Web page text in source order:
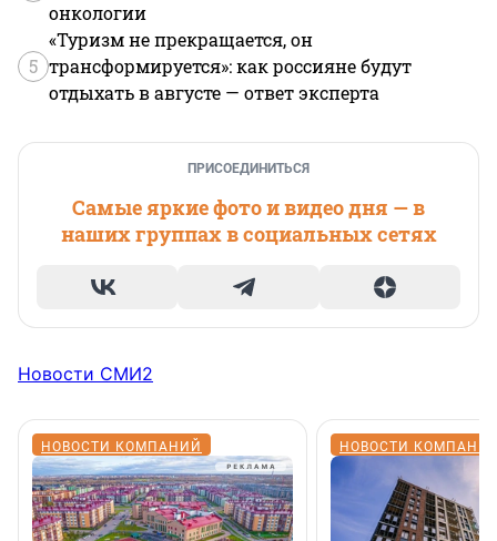
онкологии
5
«Туризм не прекращается, он
трансформируется»: как россияне будут
отдыхать в августе — ответ эксперта
ПРИСОЕДИНИТЬСЯ
Самые яркие фото и видео дня — в
наших группах в социальных сетях
Новости СМИ2
НОВОСТИ КОМПАНИЙ НОВОСТИ